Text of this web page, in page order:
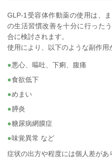
GLP-1受容体作動薬の使用は、
の生活習慣改善を十分に行った
合に検討されます。
使用により、以下のような副作用
悪心、嘔吐、下痢、腹痛
食欲低下
めまい
膵炎
糖尿病網膜症
味覚異常 など
症状の出方や程度には個人差があ